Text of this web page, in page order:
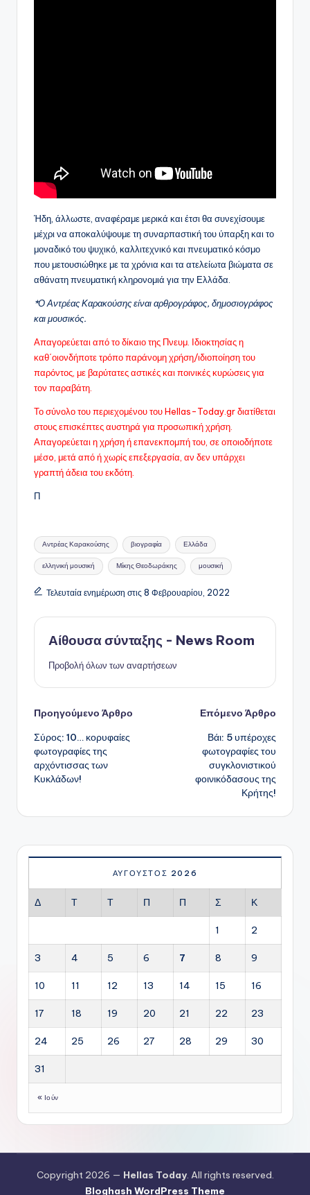
Ήδη, άλλωστε, αναφέραμε μερικά και έτσι θα συνεχίσουμε
μέχρι να αποκαλύψουμε τη συναρπαστική του ύπαρξη και το
μοναδικό του ψυχικό, καλλιτεχνικό και πνευματικό κόσμο
που μετουσιώθηκε με τα χρόνια και τα ατελείωτα βιώματα σε
αθάνατη πνευματική κληρονομιά για την Ελλάδα.
*Ο Αντρέας Καρακούσης είναι αρθρογράφος, δημοσιογράφος
και μουσικός.
Απαγορεύεται από το δίκαιο της Πνευμ. Ιδιοκτησίας η
καθ΄οιονδήποτε τρόπο παράνομη χρήση/ιδιοποίηση του
παρόντος, με βαρύτατες αστικές και ποινικές κυρώσεις για
τον παραβάτη.
Το σύνολο του περιεχομένου του Hellas-Today.gr διατίθεται
στους επισκέπτες αυστηρά για προσωπική χρήση.
Απαγορεύεται η χρήση ή επανεκπομπή του, σε οποιοδήποτε
μέσo, μετά από ή χωρίς επεξεργασία, αν δεν υπάρχει
γραπτή άδεια του εκδότη.
Π
Ετικέτες:
Αντρέας Καρακούσης βιογραφία Ελλάδα
ελληνική μουσική Μίκης Θεοδωράκης μουσική
Τελευταία ενημέρωση στις 8 Φεβρουαρίου, 2022
Αίθουσα σύνταξης - News Room
Προβολή όλων των αναρτήσεων
Πλοήγηση
δημοσιεύσεων
Προηγούμενο Άρθρο
Σύρος: 10… κορυφαίες
φωτογραφίες της
αρχόντισσας των
Κυκλάδων!
Επόμενο Άρθρο
Βάι: 5 υπέροχες
φωτογραφίες του
συγκλονιστικού
φοινικόδασους της
Κρήτης!
ΑΎΓΟΥΣΤΟΣ 2026
Δ Τ Τ Π Π Σ Κ
1 2
3 4 5 6 7 8 9
10 11 12 13 14 15 16
17 18 19 20 21 22 23
24 25 26 27 28 29 30
31
« Ιούν
Copyright 2026 — Hellas Today. All rights reserved.
Bloghash WordPress Theme